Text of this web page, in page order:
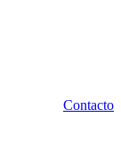
Contacto